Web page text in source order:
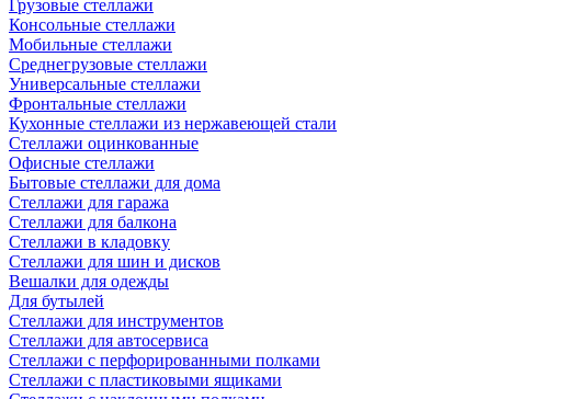
Грузовые стеллажи
Консольные стеллажи
Мобильные стеллажи
Среднегрузовые стеллажи
Универсальные стеллажи
Фронтальные стеллажи
Кухонные стеллажи из нержавеющей стали
Стеллажи оцинкованные
Офисные стеллажи
Бытовые стеллажи для дома
Стеллажи для гаража
Стеллажи для балкона
Стеллажи в кладовку
Стеллажи для шин и дисков
Вешалки для одежды
Для бутылей
Стеллажи для инструментов
Стеллажи для автосервиса
Стеллажи с перфорированными полками
Стеллажи с пластиковыми ящиками